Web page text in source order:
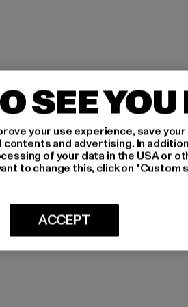
SEE YOU
your use experience, save
and advertising. In
of your data in the USA or
to change this, click on "Custom
ACCEPT